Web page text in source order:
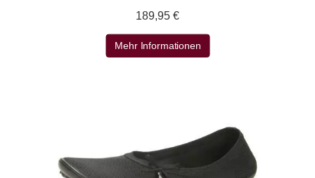
189,95 €
Mehr Informationen